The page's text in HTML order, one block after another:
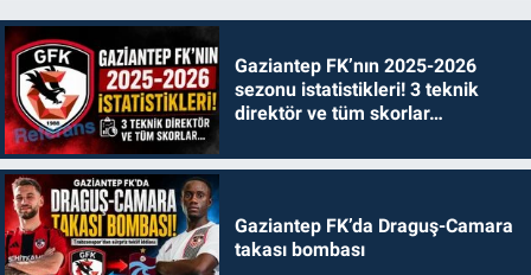
Gaziantep FK’nın 2025-2026
sezonu istatistikleri! 3 teknik
direktör ve tüm skorlar…
Gaziantep FK’da Draguş-Camara
takası bombası